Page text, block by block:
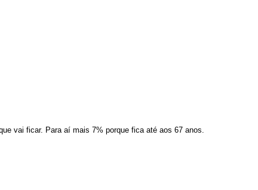
vai ficar. Para aí mais 7% porque fica até aos 67 anos.